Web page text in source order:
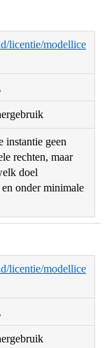
licentie/modellice
instantie geen
rechten, maar
doel
onder minimale
licentie/modellice